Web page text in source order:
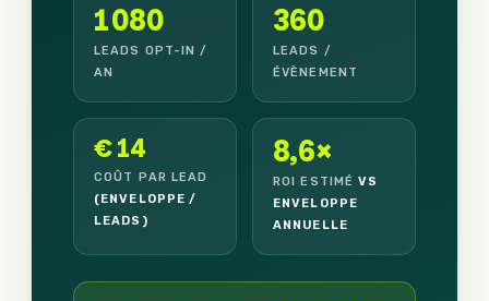
1 080
LEADS OPT-IN /
AN
360
LEADS /
ÉVÈNEMENT
€14
COÛT PAR LEAD
(ENVELOPPE /
LEADS)
8,6×
ROI ESTIMÉVS
ENVELOPPE
ANNUELLE